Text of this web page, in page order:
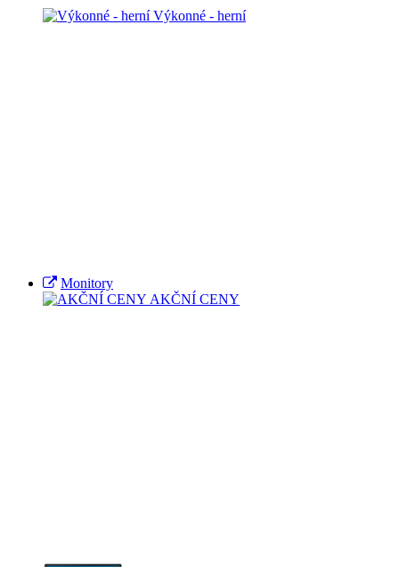
Výkonné - herní
Monitory
AKČNÍ CENY